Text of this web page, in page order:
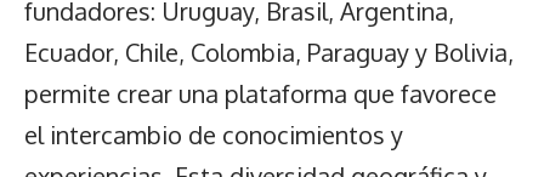
fundadores: Uruguay, Brasil, Argentina,
Ecuador, Chile, Colombia, Paraguay y Bolivia,
permite crear una plataforma que favorece
el intercambio de conocimientos y